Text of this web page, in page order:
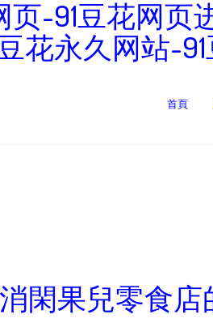
-91豆花网页
花永久网站-
首頁
閑果兒零食店